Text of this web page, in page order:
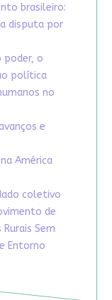
brasileiro:
disputa por
poder, o
política
no
e
América
coletivo
de
Sem
Entorno